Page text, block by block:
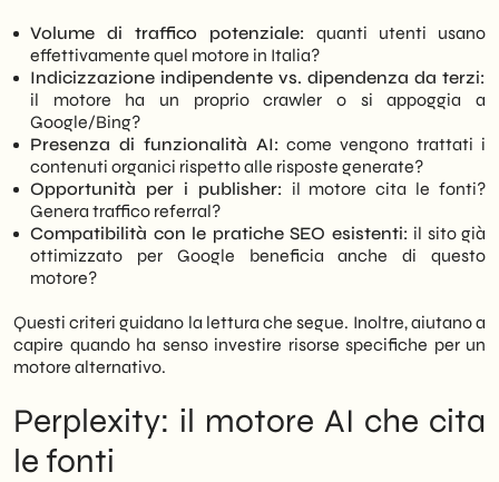
Volume di traffico potenziale:
quanti utenti usano
effettivamente quel motore in Italia?
Indicizzazione indipendente vs. dipendenza da terzi:
il motore ha un proprio crawler o si appoggia a
Google/Bing?
Presenza di funzionalità AI: come vengono trattati i
contenuti organici rispetto alle risposte generate?
Opportunità per i publisher: il motore cita le fonti?
Genera traffico referral?
Compatibilità con le pratiche SEO esistenti: il sito già
ottimizzato per Google beneficia anche di questo
motore?
Questi criteri guidano la lettura che segue. Inoltre, aiutano a
capire quando ha senso investire risorse specifiche per un
motore alternativo.
Perplexity: il motore AI che cita
le fonti